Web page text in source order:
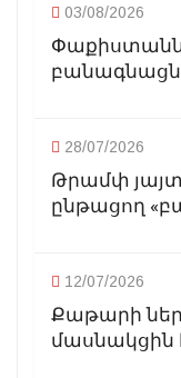
03/08/2026
28/07/2026
Թրամփ
ընթացող
12/07/2026
Քաթարի
մասնակցին